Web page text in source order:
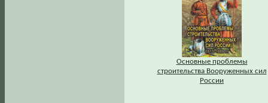
Основные проблемы
строительства Вооруженных сил
России